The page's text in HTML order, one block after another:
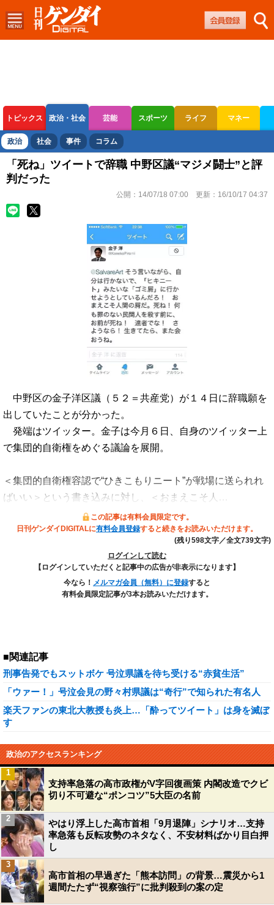
トピックス 政治・社会 芸能 スポーツ ライフ マネー
ボートレース 競輪 オートレース
政治 社会 事件 コラム
「死ね」ツイートで辞職 中野区議“マジメ闘士”と評
判だった
公開： 14/07/18 07:00 更新： 16/10/17 04:37
中野区の金子洋区議（５２＝共産党）が１４日に辞職願を
出していたことが分かった。
発端はツイッター。金子は今月６日、自身のツイッター上
で集団的自衛権をめぐる議論を展開。
＜集団的自衛権容認で“ひきこもりニート”が戦場に送られれ
ばいい＞という書き込みに対し、＜おまえこそ人…
この記事は有料会員限定です。
日刊ゲンダイDIGITALに有料会員登録すると続きをお読みいただけます。
(残り598文字／全文739文字)
ログインして読む
【ログインしていただくと記事中の広告が非表示になります】
今なら！ メルマガ会員（無料）に登録すると
有料会員限定記事が3本お読みいただけます。
■関連記事
刑事告発でもスットボケ 号泣県議を待ち受ける“赤貧生活”
「ウァー！」号泣会見の野々村県議は“奇行”で知られた有名人
楽天ファンの東北大教授も炎上…「酔ってツイート」は身を滅ぼ
す
政治のアクセスランキング
支持率急落の高市政権がV字回復画策 内閣改造でクビ
切り不可避な“ポンコツ”5大臣の名前
1
やはり浮上した高市首相「9月退陣」シナリオ…支持
率急落も反転攻勢のネタなく、不安材料ばかり目白押
し
2
高市首相の早過ぎた「熊本訪問」の背景…震災から1
週間たたず“視察強行”に批判殺到の案の定
3